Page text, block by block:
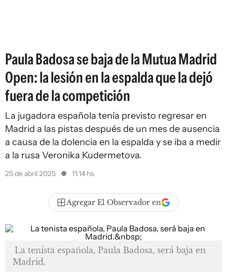
Paula Badosa se baja de la Mutua Madrid
Open: la lesión en la espalda que la dejó
fuera de la competición
La jugadora española tenía previsto regresar en
Madrid a las pistas después de un mes de ausencia
a causa de la dolencia en la espalda y se iba a medir
a la rusa Veronika Kudermetova.
25 de abril 2025 11:14 hs
Agregar El Observador en
La tenista española, Paula Badosa, será baja en
Madrid.